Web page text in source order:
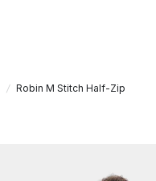
/ Robin M Stitch Half-Zip